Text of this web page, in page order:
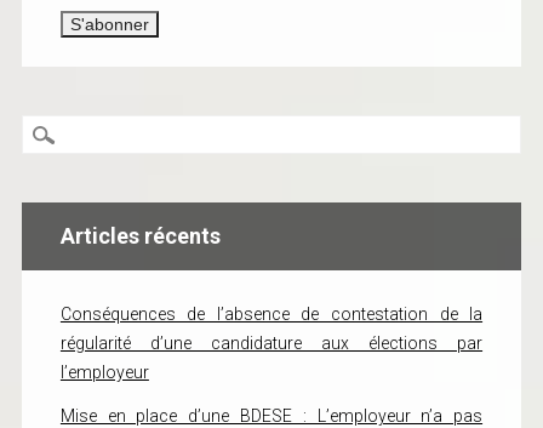
Articles récents
Conséquences de l’absence de contestation de la
régularité d’une candidature aux élections par
l’employeur
Mise en place d’une BDESE : L’employeur n’a pas